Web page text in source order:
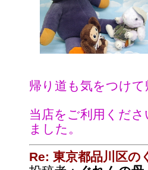
帰り道も気をつけ
当店をご利用くだ
ました。
Re: 東京都品川区の